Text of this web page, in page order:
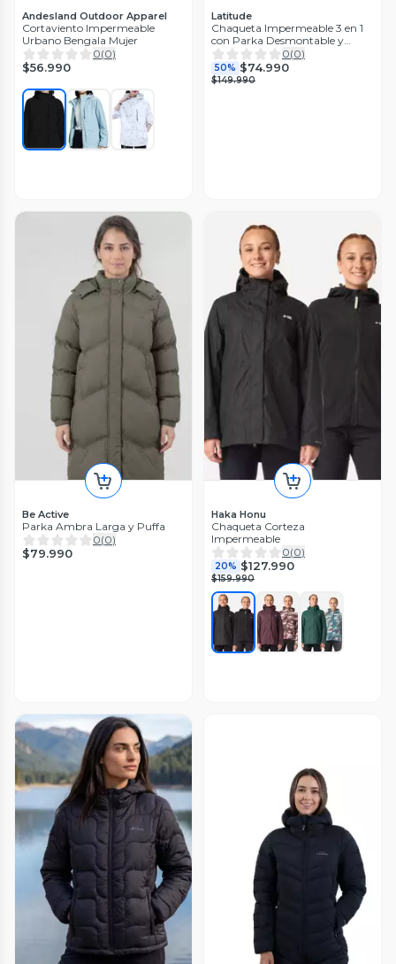
Andesland Outdoor Apparel
Cortaviento Impermeable
Urbano Bengala Mujer
0(0)
$56.990
Latitude
Chaqueta Impermeable 3 en 1
con Parka Desmontable y
Térmica
0(0)
50% $74.990
$149.990
Be Active
Parka Ambra Larga y Puffa
0(0)
$79.990
Haka Honu
Chaqueta Corteza
Impermeable
0(0)
20% $127.990
$159.990